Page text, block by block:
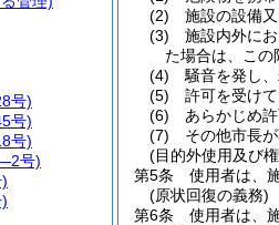
(2)
施設の設備
(3)
施設内外に
た場合は、この
(4)
騒音を発し
(5)
許可を受け
(6)
あらかじめ
(7)
その他市長
(目的外使用及び
第5条
使用者は、
(原状回復の義務)
第6条
使用者は、
号)
号)
号)
号)